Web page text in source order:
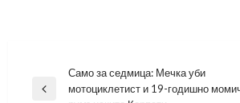
Навигация
Previous
Само за седмица: Мечка уби
мотоциклетист и 19-годишно